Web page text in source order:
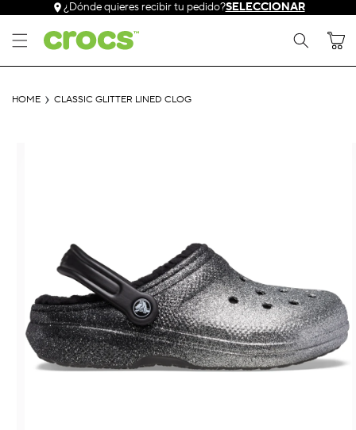
directamente
al contenido
¿Dónde quieres recibir tu pedido?SELECCIONAR
Carrito
HOME CLASSIC GLITTER LINED CLOG